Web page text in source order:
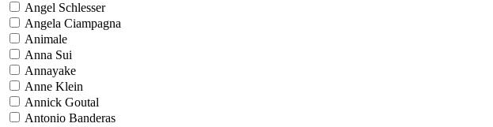
Angel Schlesser
Angela Ciampagna
Animale
Anna Sui
Annayake
Anne Klein
Annick Goutal
Antonio Banderas